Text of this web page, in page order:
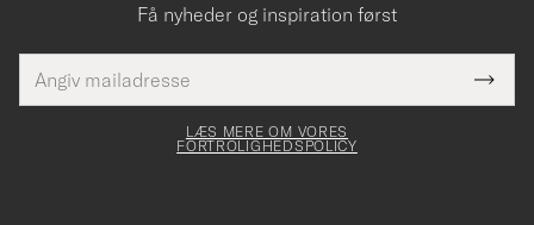
Få nyheder og inspiration først
mailadresse
skal
Tack
för
LÆS MERE OM VORES
FORTROLIGHEDSPOLICY